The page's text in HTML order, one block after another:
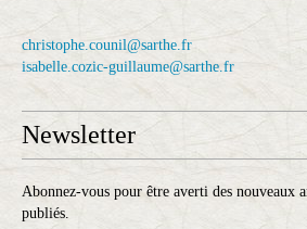
christophe.counil@sarthe.fr
isabelle.cozic-guillaume@sarthe.fr
Newsletter
Abonnez-vous pour être averti des nouveaux
publiés.